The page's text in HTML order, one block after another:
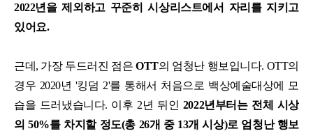
2022년을 제외하고 꾸준히 시상리스트에서 자리를 지키고
있어요.
근데, 가장 두드러진 점은OTT의 엄청난 행보입니다. OTT의
경우 2020년 '킹덤 2'를 통해서 처음으로 백상예술대상에 모
습을 드러냈습니다. 이후 2년 뒤인 2022년부터는 전체 시상
의 50%를 차지할 정도(총 26개 중 13개 시상)로 엄청난 행보